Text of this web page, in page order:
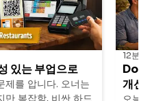
있는 부업으로
제를 압니다. 오너는
만 복잡함, 비싼 하드
12분
개선